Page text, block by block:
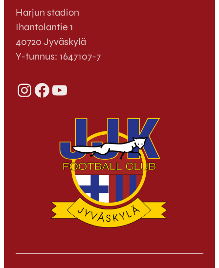
Harjun stadion
Ihantolantie 1
40720 Jyväskylä
Y-tunnus: 1647107-7
InstagramFacebook YouTube